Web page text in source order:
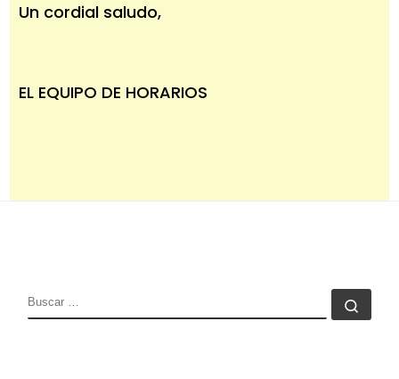
Un cordial saludo,
EL EQUIPO DE HORARIOS
BUSCAR